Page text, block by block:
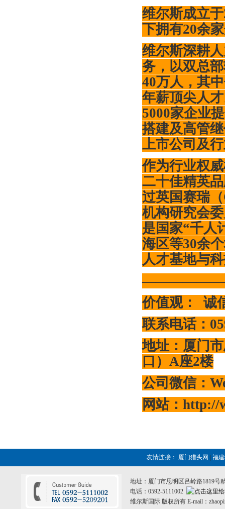
维尔斯成立于
下拥有20余
维尔斯深耕
务，以双总
40万人，其
年薪顶尖人
5000家企业
搭建及高管
上市公司及
作为行业权
二十佳精英
过英国赛瑞
机构研究会
是国家“千人
海区等30余
人才基地与
价值观：
诚
联系电话：
地址：厦门
口） A座2楼
公司微信：
网站： http://
友情连接： 厦门猎头网 福
地址：厦门市思明区吕岭路1819号
电话：0592-5111002
维尔斯国际 版权所有 E-mail：